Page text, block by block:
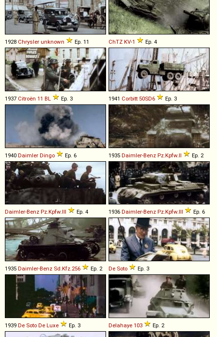
1928 Chrysler unknown Ep. 11 ChTZ KV-1 Ep. 4
1937 Citroën 11 BL Ep. 3 1941 Corbitt 50SD6 Ep. 3
1940 Daimler Dingo Ep. 6 1935 Daimler-Benz Pz Kpfw.II Ep. 2
Daimler-Benz Pz.Kpfw.III Ep. 4 1936 Daimler-Benz Pz.Kpfw.III Ep. 6
1935 Daimler-Benz Sd.Kfz.256 Ep. 2 De Soto Ep. 3
1939 De Soto De Luxe Ep. 3 Delahaye 103 Ep. 2